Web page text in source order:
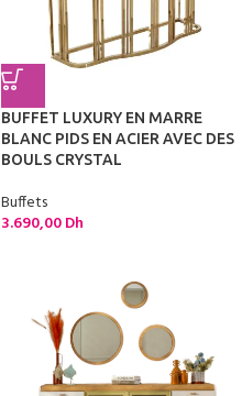
BUFFET LUXURY EN MARRE
BLANC PIDS EN ACIER AVEC DES
BOULS CRYSTAL
Buffets
3.690,00Dh